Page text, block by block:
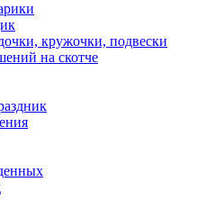
кружочки, подвески
на скотче